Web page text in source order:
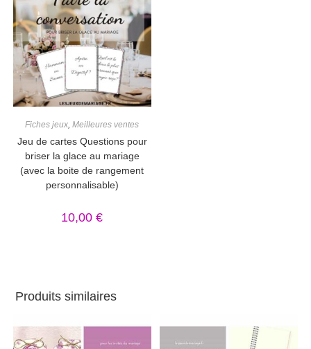
Fiches jeux,Meilleures ventes
Jeu de cartes Questions pour
briser la glace au mariage
(avec la boite de rangement
personnalisable)
10,00€
Produits similaires